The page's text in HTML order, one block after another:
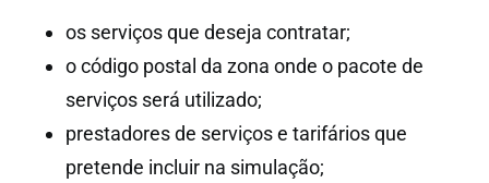
os serviços que deseja contratar;
o código postal da zona onde o pacote de
serviços será utilizado;
prestadores de serviços e tarifários que
pretende incluir na simulação;